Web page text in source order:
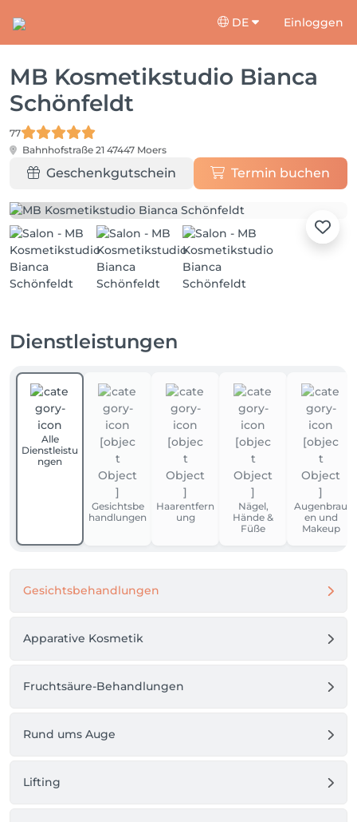
DE Einloggen
MB Kosmetikstudio Bianca
Schönfeldt
77
Bahnhofstraße 21 47447 Moers
Geschenkgutschein Termin buchen
Dienstleistungen
Alle
Dienstleistu
ngen
Gesichtsbe
handlungen
Haarentfern
ung
Nägel,
Hände &
Füße
Augenbrau
en und
Makeup
Gesichtsbehandlungen
Apparative Kosmetik
Fruchtsäure-Behandlungen
Rund ums Auge
Lifting